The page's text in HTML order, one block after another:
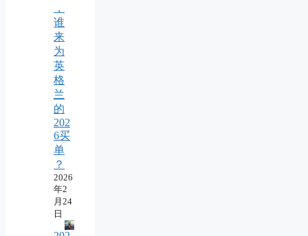
，
谁
来
为
英
格
兰
的
202
6买
单
？
2026
年2
月24
日